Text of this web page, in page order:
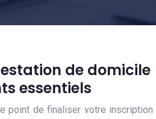
de domicile
essentiels
point de finaliser votre inscription